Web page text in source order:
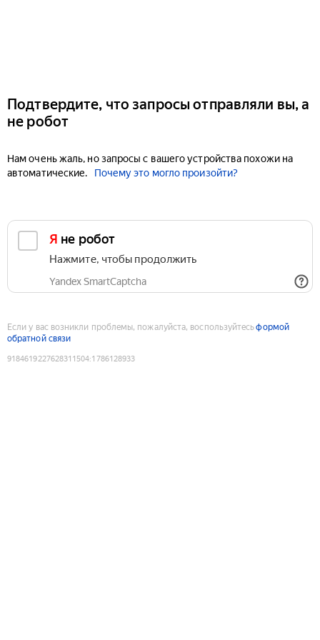
Подтвердите, что запросы отправляли вы, а
не робот
Нам очень жаль, но запросы с вашего устройства похожи на
автоматические.
Почему это могло произойти?
Я не робот
Нажмите, чтобы продолжить
Yandex SmartCaptcha
Если у вас возникли проблемы, пожалуйста, воспользуйтесьформой
обратной связи
9184619227628311504:1786128933